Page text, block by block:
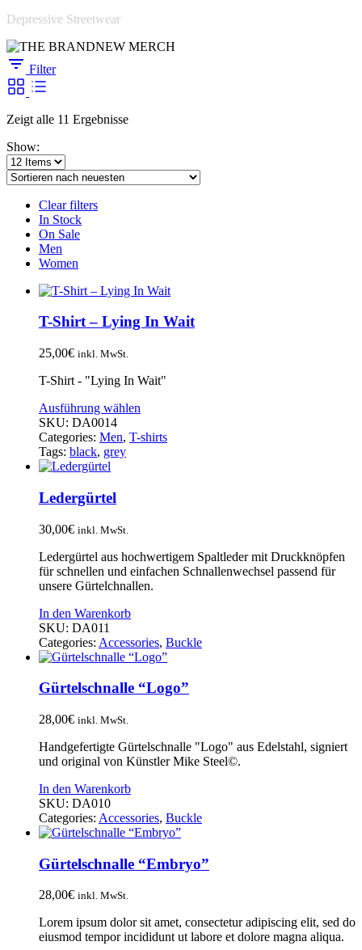
Depressive Streetwear
Filter
Zeigt alle 11 Ergebnisse
Show:
Clear filters
In Stock
On Sale
Men
Women
T-Shirt – Lying In Wait
25,00€ inkl. MwSt.
T-Shirt - "Lying In Wait"
Ausführung wählen
SKU: DA0014
Categories: Men, T-shirts
Tags: black, grey
Ledergürtel
30,00€ inkl. MwSt.
Ledergürtel aus hochwertigem Spaltleder mit Druckknöpfen
für schnellen und einfachen Schnallenwechsel passend für
unsere Gürtelchnallen.
In den Warenkorb
SKU: DA011
Categories: Accessories, Buckle
Gürtelschnalle “Logo”
28,00€ inkl. MwSt.
Handgefertigte Gürtelschnalle "Logo" aus Edelstahl, signiert
und original von Künstler Mike Steel©.
In den Warenkorb
SKU: DA010
Categories: Accessories, Buckle
Gürtelschnalle “Embryo”
28,00€ inkl. MwSt.
Lorem ipsum dolor sit amet, consectetur adipiscing elit, sed do
eiusmod tempor incididunt ut labore et dolore magna aliqua.